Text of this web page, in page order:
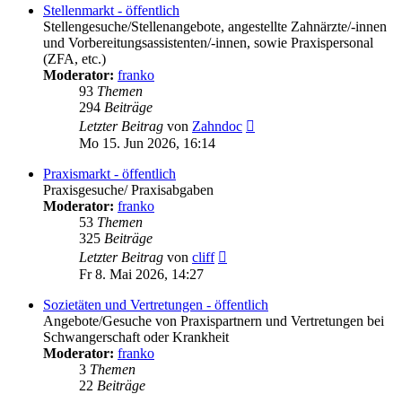
Stellenmarkt - öffentlich
Stellengesuche/Stellenangebote, angestellte Zahnärzte/-innen
und Vorbereitungsassistenten/-innen, sowie Praxispersonal
(ZFA, etc.)
Moderator: franko
93 Themen
294 Beiträge
Letzter Beitrag von Zahndoc
Mo 15. Jun 2026, 16:14
Praxismarkt - öffentlich
Praxisgesuche/ Praxisabgaben
Moderator: franko
53 Themen
325 Beiträge
Letzter Beitrag von cliff
Fr 8. Mai 2026, 14:27
Sozietäten und Vertretungen - öffentlich
Angebote/Gesuche von Praxispartnern und Vertretungen bei
Schwangerschaft oder Krankheit
Moderator: franko
3 Themen
22 Beiträge